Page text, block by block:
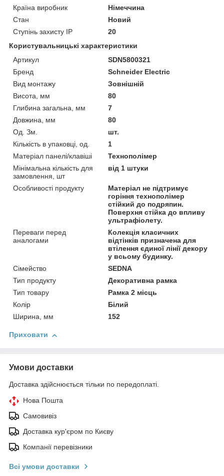
Країна виробник
Німеччина
Стан
Новий
Ступінь захисту IP
20
Користувальницькі характеристики
Артикул
SDN5800321
Бренд
Schneider Electric
Вид монтажу
Зовнішній
Висота, мм
80
Глибина загальна, мм
7
Довжина, мм
80
Од. Зм.
шт.
Кількість в упаковці, од.
1
Матеріал панелі/клавіші
Технополімер
Мінімальна кількість для
замовлення, шт
від 1 штуки
Особливості продукту
Матеріал не підтримує
горіння технополімер
стійкий до подряпин.
Поверхня стійка до впливу
ультрафіолету.
Переваги перед
аналогами
Колекція класичних
відтінків призначена для
втілення єдиної лінії декору
у всьому будинку.
Сімейство
SEDNA
Тип продукту
Декоративна рамка
Тип товару
Рамка 2 місць
Колір
Білий
Ширина, мм
152
Приховати
Умови доставки
Доставка здійснюється тільки по передоплаті.
Нова Пошта
Самовивіз
Доставка кур'єром по Києву
Компанії перевізники
Всі умови доставки